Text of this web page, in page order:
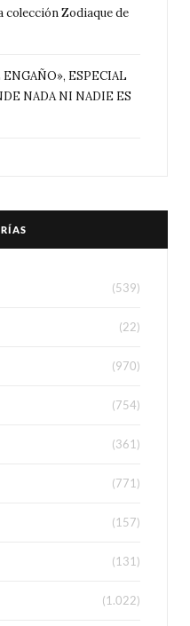
colección Zodiaque de
ESPECIAL
NADA NI NADIE ES
(539)
(22)
(970)
(754)
(361)
(771)
(157)
(131)
(1.022)